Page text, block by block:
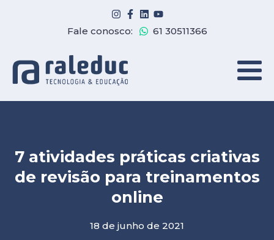
Fale conosco: 61 30511366
7 atividades práticas criativas
de revisão para treinamentos
online
18 de junho de 2021